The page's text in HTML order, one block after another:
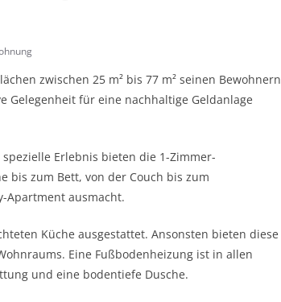
zwischen 25 m² bis 77 m² seinen Bewohnern
für eine nachhaltige Geldanlage
Erlebnis bieten die 1-Zimmer-
bis zum Bett, von der Couch bis zum
Apartment ausmacht.
Küche ausgestattet. Ansonsten bieten diese
Eine Fußbodenheizung ist in allen
und eine bodentiefe Dusche.